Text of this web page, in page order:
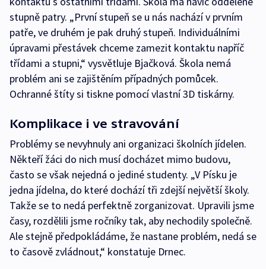
stupně patry. „První stupeň se u nás nachází v prvním
patře, ve druhém je pak druhý stupeň. Individuálními
úpravami přestávek chceme zamezit kontaktu napříč
třídami a stupni,“ vysvětluje Bjačková. Škola nemá
problém ani se zajištěním případných pomůcek.
Ochranné štíty si tiskne pomocí vlastní 3D tiskárny.
Komplikace i ve stravování
Problémy se nevyhnuly ani organizaci školních jídelen.
Někteří žáci do nich musí docházet mimo budovu,
často se však nejedná o jediné studenty. „V Písku je
jedna jídelna, do které dochází tři zdejší největší školy.
Takže se to nedá perfektně zorganizovat. Upravili jsme
časy, rozdělili jsme ročníky tak, aby nechodily společně.
Ale stejně předpokládáme, že nastane problém, nedá se
to časově zvládnout,“ konstatuje Drnec.